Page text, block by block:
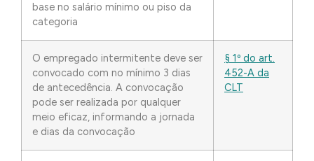
base no salário mínimo ou piso da
categoria
O empregado intermitente deve ser
convocado com no mínimo 3 dias
de antecedência. A convocação
pode ser realizada por qualquer
meio eficaz, informando a jornada
e dias da convocação
§ 1º do art.
452-A da
CLT